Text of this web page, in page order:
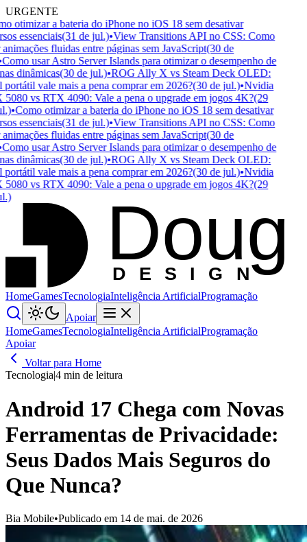
URGENTE
otimizar a bateria do iPhone no iOS 18 sem desativar
essenciais(31 de jul.)•View Transitions API no CSS: Como
fluidas entre páginas sem JavaScript(30 de
usar Astro Server Islands para otimizar o desempenho de
dinâmicas(30 de jul.)•ROG Ally X vs Steam Deck OLED:
vale mais a pena comprar em 2026?(30 de jul.)•Nvidia
vs RTX 4090: Vale a pena o upgrade em jogos 4K?(29
•Como otimizar a bateria do iPhone no iOS 18 sem desativar
essenciais(31 de jul.)•View Transitions API no CSS: Como
fluidas entre páginas sem JavaScript(30 de
usar Astro Server Islands para otimizar o desempenho de
dinâmicas(30 de jul.)•ROG Ally X vs Steam Deck OLED:
vale mais a pena comprar em 2026?(30 de jul.)•Nvidia
vs RTX 4090: Vale a pena o upgrade em jogos 4K?(29
D ESIGN
Doug
HomeGamesTecnologiaInteligência ArtificialProgramação
Apoiar
HomeGamesTecnologiaInteligência ArtificialProgramação
Apoiar
Voltar para Home
Tecnologia|4 min de leitura
Android 17 Chega com Novas
Ferramentas de Privacidade:
Seus Dados Mais Seguros do
Que Nunca?
Bia Mobile•Publicado em 14 de mai. de 2026